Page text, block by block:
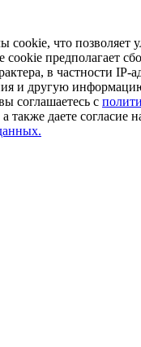
cookie, что позволяет
cookie предполагает
в частности IP-
и другую
соглашаетесь с
а также даете согласие